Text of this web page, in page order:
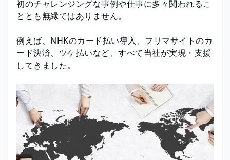
初のチャレンジングな事例や仕事に多々関われるこ
ととも無縁ではありません。
例えば、NHKのカード払い導入、フリマサイトのカ
ード決済、ツケ払いなど、すべて当社が実現・支援
してきました。